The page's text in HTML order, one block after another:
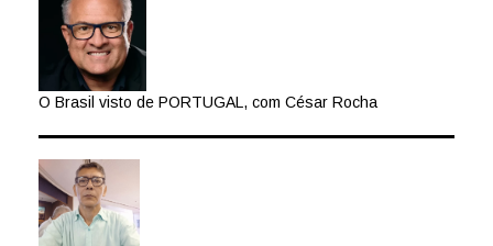
O Brasil visto de PORTUGAL, com César Rocha